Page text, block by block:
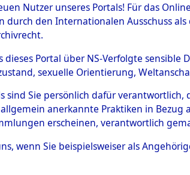
HOME
Ermittlungen
(84603601)→
Nutzer unseres Portals! Für das
durch den Internationalen Ausschuss
dieses Portal über NS-Verfolgte
sexuelle Orientierung,
sind Sie persönlich dafür
anerkannte Praktiken in
erscheinen, verantwortlich
wenn Sie beispielsweiser als